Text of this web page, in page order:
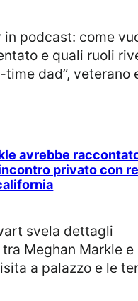
e quali ruoli
dad”, veterano
privato con
tra Meghan Markle e
a palazzo e le